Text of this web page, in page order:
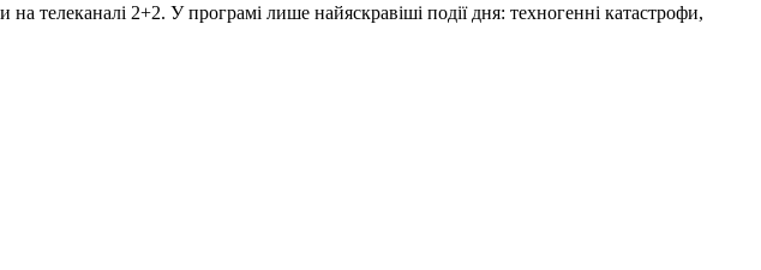
телеканалі 2+2. У програмі лише найяскравіші події дня: техногенні катастрофи,